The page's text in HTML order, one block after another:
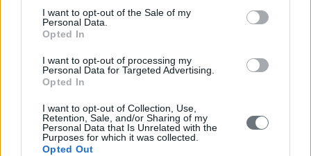
I want to opt-out of the Sale of my
Personal Data.
Opted In
I want to opt-out of processing my
Personal Data for Targeted Advertising.
Opted In
I want to opt-out of Collection, Use,
Retention, Sale, and/or Sharing of my
Personal Data that Is Unrelated with the
Purposes for which it was collected.
Opted Out
Όλα τα σημεία της Δ. Ενότητας
Αγία Άννα Κοιμητήριο Φαλάνθη
Αγία Άννα Κορώνη
Αγία Κυριακή Κόμποι
Αγία Παρασκευή Ασίνη